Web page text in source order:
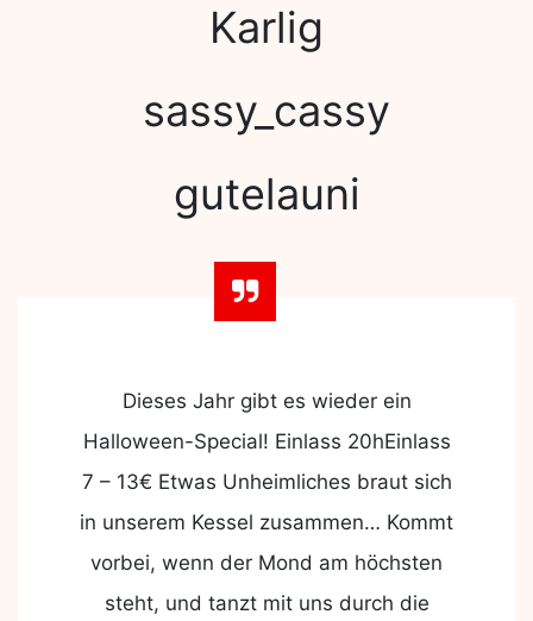
Karlig
sassy_cassy
gutelauni
Dieses Jahr gibt es wieder ein
Halloween-Special! Einlass 20hEinlass
7 – 13€ Etwas Unheimliches braut sich
in unserem Kessel zusammen… Kommt
vorbei, wenn der Mond am höchsten
steht, und tanzt mit uns durch die